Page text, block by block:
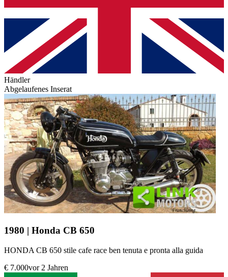
Händler
Abgelaufenes Inserat
1980 | Honda CB 650
HONDA CB 650 stile cafe race ben tenuta e pronta alla guida
€ 7.000vor 2 Jahren